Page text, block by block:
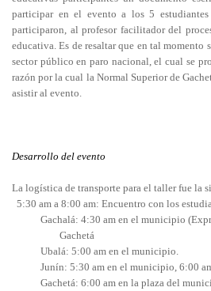
participar en el evento a los 5
participaron, al profesor facilitador del
educativa. Es de resaltar que en tal momento
sector público en paro nacional, el cual se
razón por la cual la Normal Superior de
asistir al evento.
Desarrollo del evento
La logística de transporte para el taller fue la
5:30 am a 8:00 am: Encuentro con los
Gachalá: 4:30 am en el municipio
Gachetá
Ubalá: 5:00 am en el municipio.
Junín: 5:30 am en el municipio, 6:00
Gachetá: 6:00 am en la plaza del